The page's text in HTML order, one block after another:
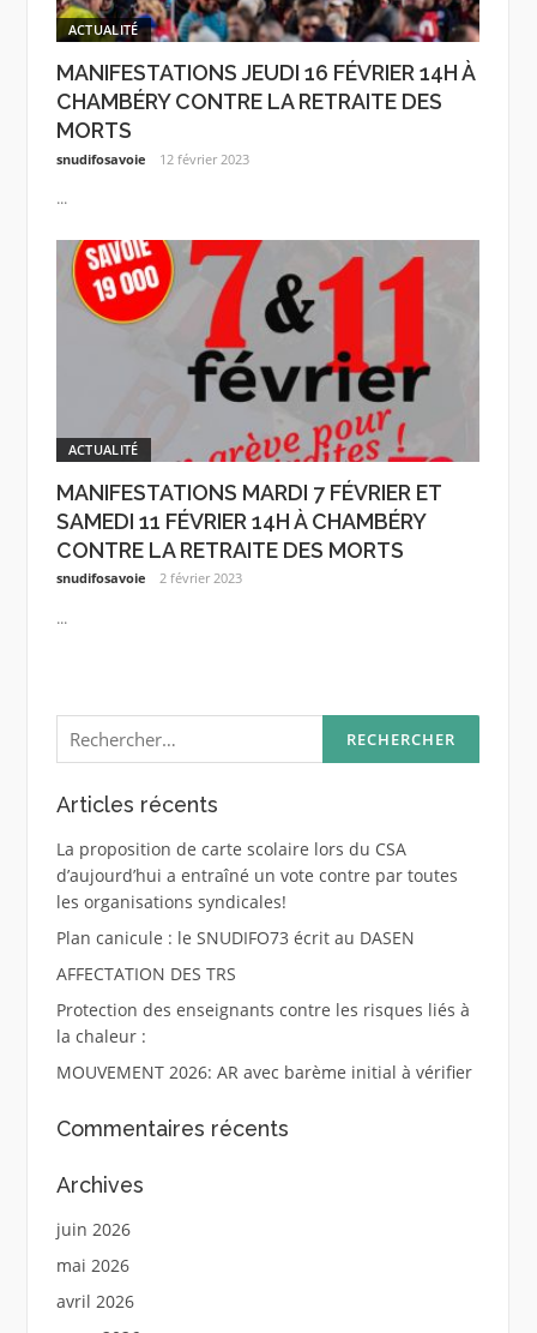
ACTUALITÉ
MANIFESTATIONS JEUDI 16 FÉVRIER 14H À
CHAMBÉRY CONTRE LA RETRAITE DES
MORTS
snudifosavoie 12 février 2023
...
ACTUALITÉ
MANIFESTATIONS MARDI 7 FÉVRIER ET
SAMEDI 11 FÉVRIER 14H À CHAMBÉRY
CONTRE LA RETRAITE DES MORTS
snudifosavoie 2 février 2023
...
Rechercher :
Articles récents
La proposition de carte scolaire lors du CSA
d’aujourd’hui a entraîné un vote contre par toutes
les organisations syndicales!
Plan canicule : le SNUDIFO73 écrit au DASEN
AFFECTATION DES TRS
Protection des enseignants contre les risques liés à
la chaleur :
MOUVEMENT 2026: AR avec barème initial à vérifier
Commentaires récents
Archives
juin 2026
mai 2026
avril 2026